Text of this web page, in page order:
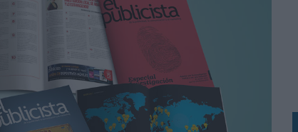
EN SU ESTRATEGIA
Y SUPERA AL MÓVIL COMO DISPOSITIVO MÁS UTILIZADO
COMERCIAL GLOBAL
EN CORNETTO, CALIPPO Y SOLERO